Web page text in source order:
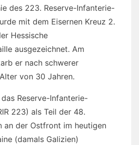
des 223. Reserve-Infanterie-
mit dem Eisernen Kreuz 2.
Hessische
ausgezeichnet. Am
er nach schwerer
von 30 Jahren.
Reserve-Infanterie-
223) als Teil der 48.
an der Ostfront im heutigen
(damals Galizien)